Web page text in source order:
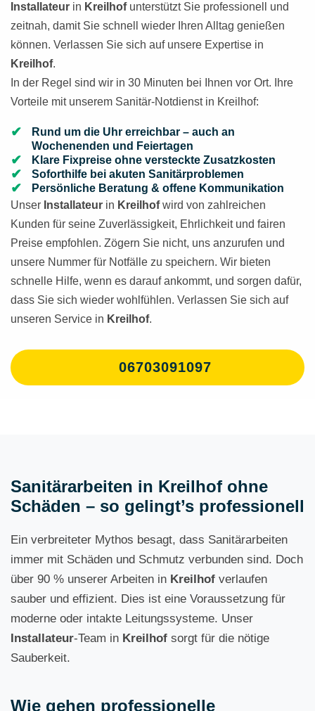
Installateur in Kreilhofunterstützt Sie professionell und
zeitnah, damit Sie schnell wieder Ihren Alltag genießen
können. Verlassen Sie sich auf unsere Expertise in
Kreilhof.
In der Regel sind wir in 30 Minuten bei Ihnen vor Ort. Ihre
Vorteile mit unserem Sanitär-Notdienst in Kreilhof:
Rund um die Uhr erreichbar – auch an
Wochenenden und Feiertagen
Klare Fixpreise ohne versteckte Zusatzkosten
Soforthilfe bei akuten Sanitärproblemen
Persönliche Beratung & offene Kommunikation
Unser Installateur in Kreilhofwird von zahlreichen
Kunden für seine Zuverlässigkeit, Ehrlichkeit und fairen
Preise empfohlen. Zögern Sie nicht, uns anzurufen und
unsere Nummer für Notfälle zu speichern. Wir bieten
schnelle Hilfe, wenn es darauf ankommt, und sorgen dafür,
dass Sie sich wieder wohlfühlen. Verlassen Sie sich auf
unseren Service in Kreilhof.
06703091097
Sanitärarbeiten in Kreilhof ohne
Schäden – so gelingt’s professionell
Ein verbreiteter Mythos besagt, dass Sanitärarbeiten
immer mit Schäden und Schmutz verbunden sind. Doch
über 90 % unserer Arbeiten in Kreilhof verlaufen
sauber und effizient. Dies ist eine Voraussetzung für
moderne oder intakte Leitungssysteme. Unser
Installateur-Team in Kreilhof sorgt für die nötige
Sauberkeit.
Wie gehen professionelle